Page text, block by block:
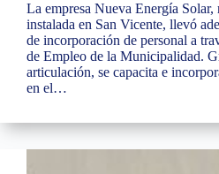
La empresa Nueva Energía Solar,
instalada en San Vicente, llevó
de incorporación de personal a
de Empleo de la Municipalidad.
articulación, se capacita e
en el…